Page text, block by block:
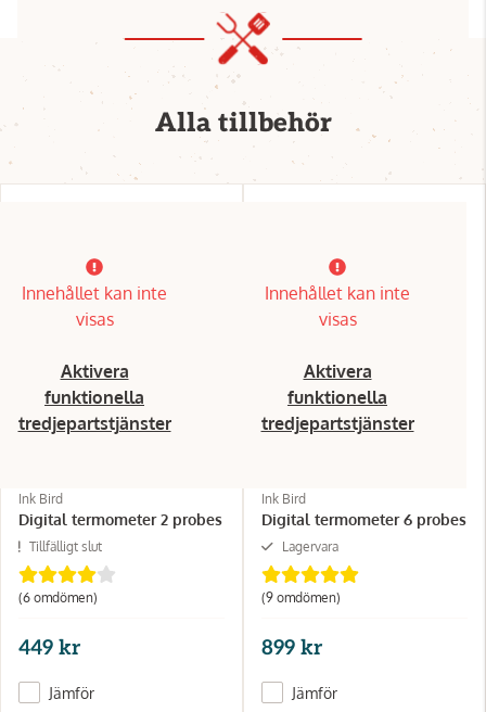
Alla tillbehör
Innehållet kan inte
visas
Aktivera
funktionella
tredjepartstjänster
Ink Bird
Digital termometer 2 probes
Tillfälligt slut
(6 omdömen)
449 kr
Jämför
Innehållet kan inte
visas
Aktivera
funktionella
tredjepartstjänster
Ink Bird
Digital termometer 6 probes
Lagervara
(9 omdömen)
899 kr
Jämför